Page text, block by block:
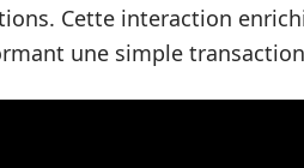
Cette interaction
une simple